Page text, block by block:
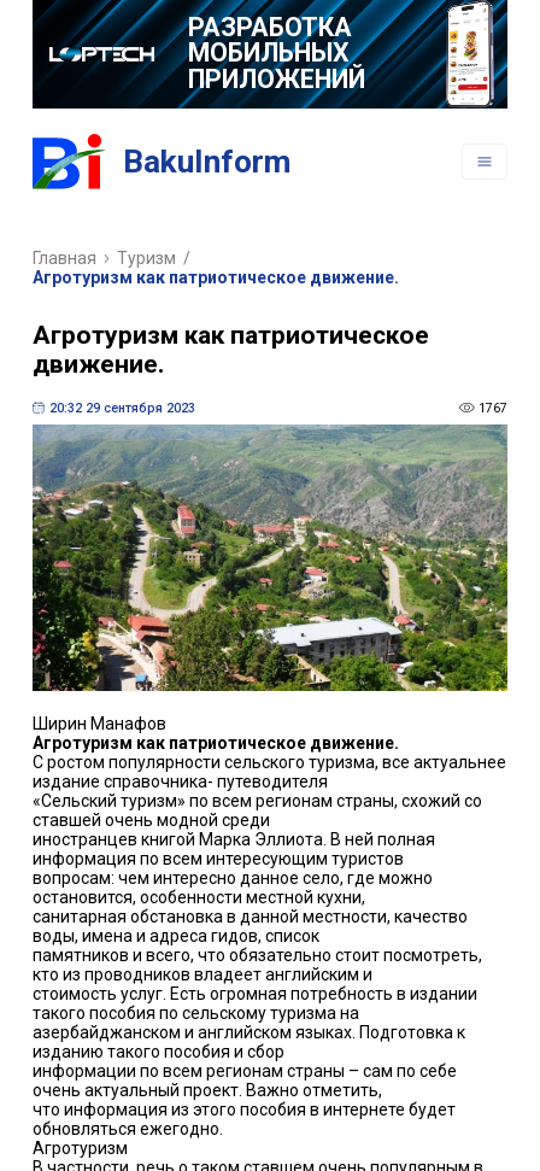
РАЗРАБОТКА
МОБИЛЬНЫХ
ПРИЛОЖЕНИЙ
BakuInform
Главная Туризм /
Агротуризм как патриотическое движение.
Агротуризм как патриотическое
движение.
20:32 29 сентября 2023 1767
Ширин Манафов
Агротуризм как патриотическое движение.
С ростом популярности сельского туризма, все актуальнее
издание справочника- путеводителя
«Сельский туризм» по всем регионам страны, схожий со
ставшей очень модной среди
иностранцев книгой Марка Эллиота. В ней полная
информация по всем интересующим туристов
вопросам: чем интересно данное село, где можно
остановится, особенности местной кухни,
санитарная обстановка в данной местности, качество
воды, имена и адреса гидов, список
памятников и всего, что обязательно стоит посмотреть,
кто из проводников владеет английским и
стоимость услуг. Есть огромная потребность в издании
такого пособия по сельскому туризма на
азербайджанском и английском языках. Подготовка к
изданию такого пособия и сбор
информации по всем регионам страны – сам по себе
очень актуальный проект. Важно отметить,
что информация из этого пособия в интернете будет
обновляться ежегодно.
Агротуризм